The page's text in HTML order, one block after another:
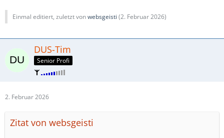
Einmal editiert, zuletzt vonwebsgeisti (2. Februar 2026)
DUS-Tim
Senior Profi
2. Februar 2026
Zitat von websgeisti